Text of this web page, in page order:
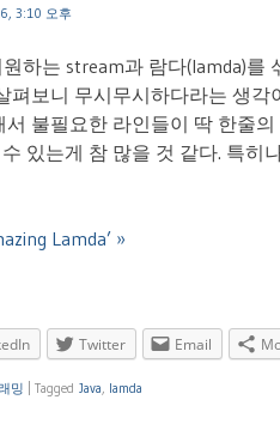
3:10 오후
하는 stream과 람다(lamda)
펴보니 무시무시하다라는 생
불필요한 라인들이 딱 한줄
있는게 참 많을 것 같다. 특히
Lamda’ »
Twitter Email
밍 Tagged Java, lamda